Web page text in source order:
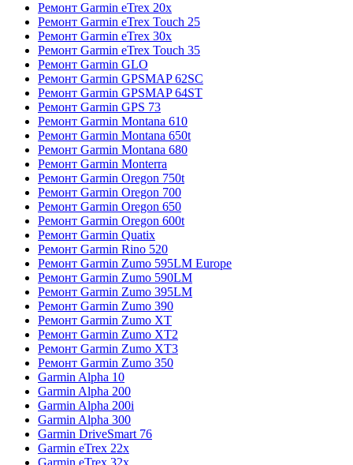
Ремонт Garmin eTrex 20x
Ремонт Garmin eTrex Touch 25
Ремонт Garmin eTrex 30x
Ремонт Garmin eTrex Touch 35
Ремонт Garmin GLO
Ремонт Garmin GPSMAP 62SC
Ремонт Garmin GPSMAP 64ST
Ремонт Garmin GPS 73
Ремонт Garmin Montana 610
Ремонт Garmin Montana 650t
Ремонт Garmin Montana 680
Ремонт Garmin Monterra
Ремонт Garmin Oregon 750t
Ремонт Garmin Oregon 700
Ремонт Garmin Oregon 650
Ремонт Garmin Oregon 600t
Ремонт Garmin Quatix
Ремонт Garmin Rino 520
Ремонт Garmin Zumo 595LM Europe
Ремонт Garmin Zumo 590LM
Ремонт Garmin Zumo 395LM
Ремонт Garmin Zumo 390
Ремонт Garmin Zumo XT
Ремонт Garmin Zumo XT2
Ремонт Garmin Zumo XT3
Ремонт Garmin Zumo 350
Garmin Alpha 10
Garmin Alpha 200
Garmin Alpha 200i
Garmin Alpha 300
Garmin DriveSmart 76
Garmin eTrex 22x
Garmin eTrex 32x